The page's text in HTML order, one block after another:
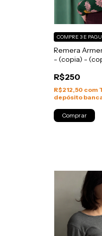
Remera
- (copia) -
R$250
COMPRE 3 E
R$212,50 com
depósito
Comprar